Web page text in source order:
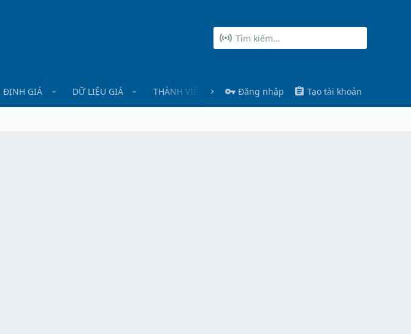
ĐỊNH GIÁ DỮ LIỆU GIÁ THÀNH VIÊN Đăng nhập Tạo tài khoản